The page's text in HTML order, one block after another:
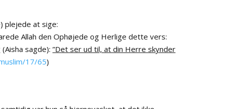
plejede at sige:
Allah den Ophøjede og Herlige dette vers:
sagde): ”Det ser ud til, at din Herre skynder
17/65)